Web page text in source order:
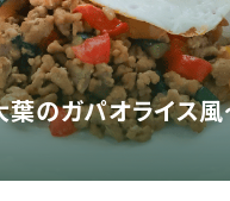
学生記事
柳
館とは?
葉のガパオライス